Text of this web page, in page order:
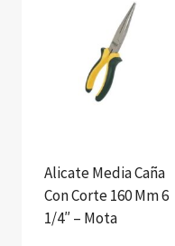
Alicate Media Caña
Con Corte 160 Mm 6
1/4″ – Mota